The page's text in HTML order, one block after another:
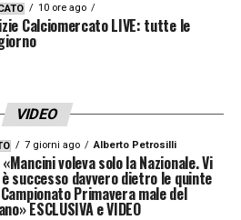
10 ore ago
Calciomercato LIVE: tutte le
VIDEO
7 giorni ago Alberto Petrosilli
voleva solo la Nazionale. Vi
successo davvero dietro le quinte
Campionato Primavera male del
ESCLUSIVA e VIDEO